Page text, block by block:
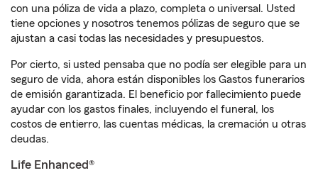
con una póliza de vida a plazo, completa o universal. Usted
tiene opciones y nosotros tenemos pólizas de seguro que se
ajustan a casi todas las necesidades y presupuestos.
Por cierto, si usted pensaba que no podía ser elegible para un
seguro de vida, ahora están disponibles los Gastos funerarios
de emisión garantizada. El beneficio por fallecimiento puede
ayudar con los gastos finales, incluyendo el funeral, los
costos de entierro, las cuentas médicas, la cremación u otras
deudas.
Life Enhanced®